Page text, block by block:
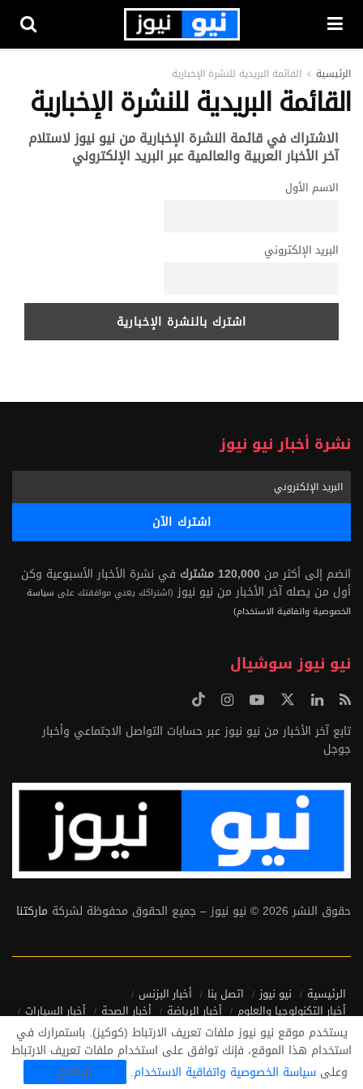
الرئيسية القائمة البريدية للنشرة الإخبارية
القائمة البريدية للنشرة الإخبارية
الاشتراك في قائمة النشرة الإخبارية من نيو نيوز لاستلام
آخر الأخبار العربية والعالمية عبر البريد الإلكتروني
الاسم الأول
البريد الإلكتروني
نشرة أخبار نيو نيوز
انضم إلى أكثر من 120,000 مشترك
في نشرة الأخبار الأسبوعية وكن
أول من يصله آخر الأخبار من نيو نيوز (اشتراكك يعني موافقتك على سياسة
الخصوصية واتفاقية الاستخدام)
نيو نيوز سوشيال
تابع آخر الأخبار من نيو نيوز عبر حسابات التواصل الاجتماعي وأخبار
جوجل
حقوق النشر 2026 © نيو نيوز – جميع الحقوق محفوظة لشركة ماركتنا
الرئيسية نيو نيوز اتصل بنا
أخبار البزنس
أخبار التكنولوجيا والعلوم
أخبار الرياضة أخبار الصحة
أخبار السيارات
أخبار منوعة
أخبار من حول العالم
سياسة الخصوصية واتفاقية الاستخدام
يستخدم موقع نيو نيوز ملفات تعريف الارتباط (كوكيز). باستمرارك في
استخدام هذا الموقع، فإنك توافق على استخدام ملفات تعريف الارتباط
وعلى سياسة الخصوصية واتفاقية الاستخدام. أوافق